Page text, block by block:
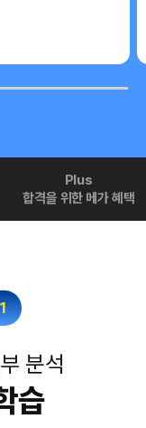
Plus
합격을 위한 메가 혜택
분석
습